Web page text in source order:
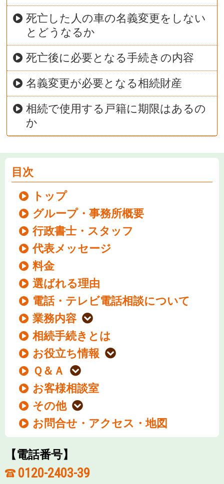
死亡した人の車の名義変更をしない
とどうなるか
死亡後に必要となる手続きの内容
名義変更が必要となる相続財産
相続で使用する戸籍に期限はあるの
か
目次
トップ
グループ・事務所概要
行政書士・スタッフ
代表メッセージ
料金
選ばれる理由
電話・テレビ電話相談について
業務内容
相続手続きとは
お役立ち情報
Ｑ＆Ａ
お客様相談室
その他
お問合せ・アクセス・地図
【電話番号】
0120-2403-39